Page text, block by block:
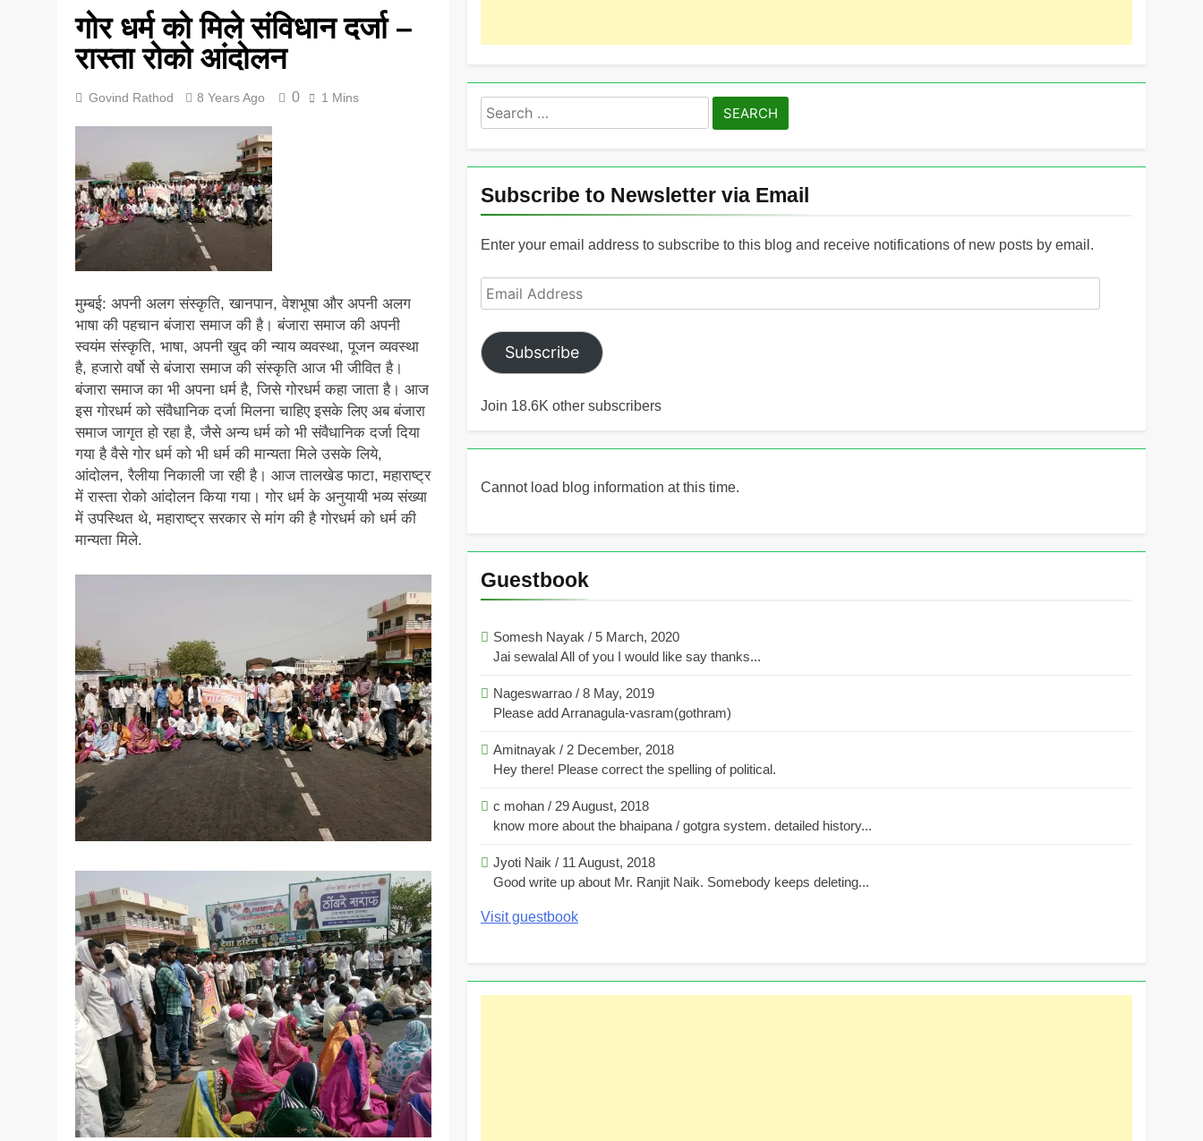
5 Years Ago
गोर धर्म को मिले संविधान दर्जा –
रास्ता रोको आंदोलन
Govind Rathod 8 Years Ago 0 1 Mins
मुम्बई: अपनी अलग संस्कृति, खानपान, वेशभूषा और अपनी अलग
भाषा की पहचान बंजारा समाज की है। बंजारा समाज की अपनी
स्वयंम संस्कृति, भाषा, अपनी खुद की न्याय व्यवस्था, पूजन व्यवस्था
है, हजारो वर्षो से बंजारा समाज की संस्कृति आज भी जीवित है।
बंजारा समाज का भी अपना धर्म है, जिसे गोरधर्म कहा जाता है। आज
इस गोरधर्म को संवैधानिक दर्जा मिलना चाहिए इसके लिए अब बंजारा
समाज जागृत हो रहा है, जैसे अन्य धर्म को भी संवैधानिक दर्जा दिया
गया है वैसे गोर धर्म को भी धर्म की मान्यता मिले उसके लिये,
आंदोलन, रैलीया निकाली जा रही है। आज तालखेड फाटा, महाराष्ट्र
में रास्ता रोको आंदोलन किया गया। गोर धर्म के अनुयायी भव्य संख्या
में उपस्थित थे, महाराष्ट्र सरकार से मांग की है गोरधर्म को धर्म की
मान्यता मिले.
Search
for:
Subscribe to Newsletter via Email
Enter your email address to subscribe to this blog and receive notifications of new posts by email.
Email
Address
Subscribe
Join 18.6K other subscribers
Cannot load blog information at this time.
Guestbook
Somesh Nayak / 5 March, 2020
Jai sewalal All of you I would like say thanks...
Nageswarrao / 8 May, 2019
Please add Arranagula-vasram(gothram)
Amitnayak / 2 December, 2018
Hey there! Please correct the spelling of political.
c mohan / 29 August, 2018
know more about the bhaipana / gotgra system. detailed history...
Jyoti Naik / 11 August, 2018
Good write up about Mr. Ranjit Naik. Somebody keeps deleting...
Visit guestbook